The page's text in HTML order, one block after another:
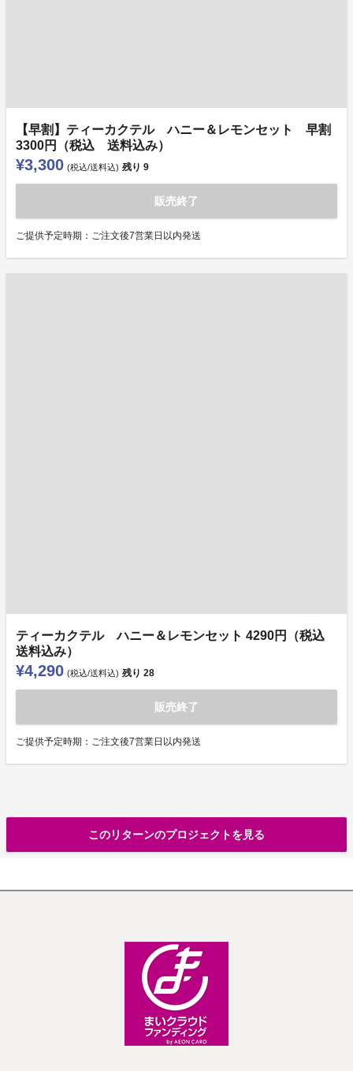
【早割】ティーカクテル ハニー＆レモンセット 早割
3300円（税込 送料込み）
¥3,300 (税込/送料込) 残り 9
販売終了
ご提供予定時期：ご注文後7営業日以内発送
ティーカクテル ハニー＆レモンセット 4290円（税込
送料込み）
¥4,290 (税込/送料込) 残り 28
販売終了
ご提供予定時期：ご注文後7営業日以内発送
このリターンのプロジェクトを見る